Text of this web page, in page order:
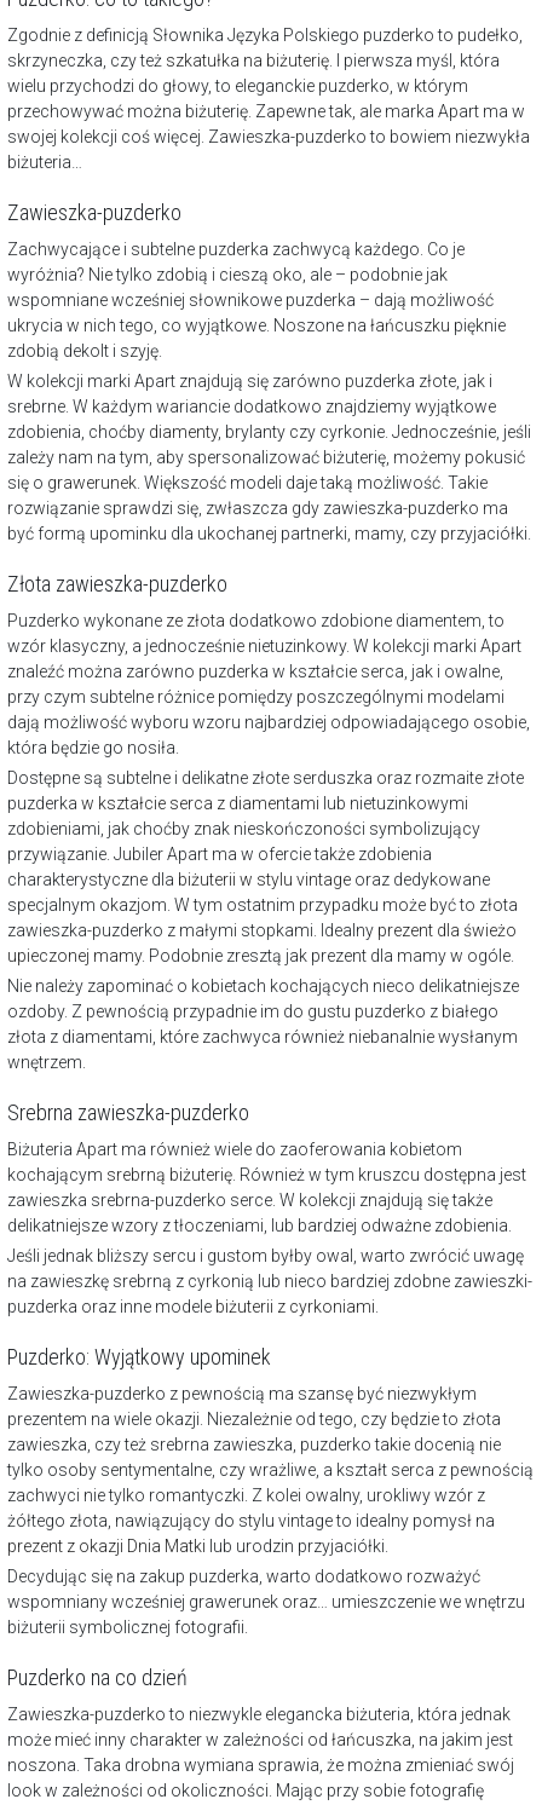
Zgodnie z definicją Słownika Języka Polskiego puzderko to pudełko,
skrzyneczka, czy też szkatułka na biżuterię . I pierwsza myśl, która
wielu przychodzi do głowy, to eleganckie puzderko, w którym
przechowywać można biżuterię. Zapewne tak, ale marka Apart ma w
swojej kolekcji coś więcej. Zawieszka-puzderko to bowiem niezwykła
biżuteria…
Zawieszka-puzderko
Zachwycające i subtelne puzderka zachwycą każdego. Co je
wyróżnia? Nie tylko zdobią i cieszą oko, ale – podobnie jak
wspomniane wcześniej słownikowe puzderka – dają możliwość
ukrycia w nich tego, co wyjątkowe. Noszone na łańcuszku pięknie
zdobią dekolt i szyję.
W kolekcji marki Apart znajdują się zarówno puzderka złote, jak i
srebrne. W każdym wariancie dodatkowo znajdziemy wyjątkowe
zdobienia, choćby diamenty, brylanty czy cyrkonie. Jednocześnie, jeśli
zależy nam na tym, aby spersonalizować biżuterię, możemy pokusić
się o grawerunek . Większość modeli daje taką możliwość. Takie
rozwiązanie sprawdzi się, zwłaszcza gdy zawieszka-puzderko ma
być formą upominku dla ukochanej partnerki, mamy, czy przyjaciółki.
Złota zawieszka-puzderko
Puzderko wykonane ze złota dodatkowo zdobione diamentem, to
wzór klasyczny, a jednocześnie nietuzinkowy. W kolekcji marki Apart
znaleźć można zarówno puzderka w kształcie serca, jak i owalne,
przy czym subtelne różnice pomiędzy poszczególnymi modelami
dają możliwość wyboru wzoru najbardziej odpowiadającego osobie,
która będzie go nosiła.
Dostępne są subtelne i delikatne złote serduszka oraz rozmaite złote
puzderka w kształcie serca z diamentami lub nietuzinkowymi
zdobieniami, jak choćby znak nieskończoności symbolizujący
przywiązanie. Jubiler Apart ma w ofercie także zdobienia
charakterystyczne dla biżuterii w stylu vintage oraz dedykowane
specjalnym okazjom. W tym ostatnim przypadku może być to złota
zawieszka-puzderko z małymi stopkami. Idealny prezent dla świeżo
upieczonej mamy. Podobnie zresztą jak prezent dla mamy w ogóle.
Nie należy zapominać o kobietach kochających nieco delikatniejsze
ozdoby. Z pewnością przypadnie im do gustu puzderko z białego
złota z diamentami, które zachwyca również niebanalnie wysłanym
wnętrzem.
Srebrna zawieszka-puzderko
Biżuteria Apart ma również wiele do zaoferowania kobietom
kochającym srebrną biżuterię . Również w tym kruszcu dostępna jest
zawieszka srebrna-puzderko serce. W kolekcji znajdują się także
delikatniejsze wzory z tłoczeniami, lub bardziej odważne zdobienia.
Jeśli jednak bliższy sercu i gustom byłby owal, warto zwrócić uwagę
na zawieszkę srebrną z cyrkonią lub nieco bardziej zdobne zawieszki-
puzderka oraz inne modele biżuterii z cyrkoniami
Puzderko: Wyjątkowy upominek
Zawieszka-puzderko z pewnością ma szansę być niezwykłym
prezentem na wiele okazji. Niezależnie od tego, czy będzie to złota
zawieszka, czy też srebrna zawieszka, puzderko takie docenią nie
tylko osoby sentymentalne, czy wrażliwe, a kształt serca z pewnością
zachwyci nie tylko romantyczki. Z kolei owalny, urokliwy wzór z
żółtego złota, nawiązujący do stylu vintage to idealny pomysł na
prezent z okazji Dnia Matki lub urodzin przyjaciółki.
Decydując się na zakup puzderka, warto dodatkowo rozważyć
wspomniany wcześniej grawerunek oraz… umieszczenie we wnętrzu
biżuterii symbolicznej fotografii.
Puzderko na co dzień
Zawieszka-puzderko to niezwykle elegancka biżuteria, która jednak
może mieć inny charakter w zależności od łańcuszka , na jakim jest
noszona. Taka drobna wymiana sprawia, że można zmieniać swój
look w zależności od okoliczności. Mając przy sobie fotografię